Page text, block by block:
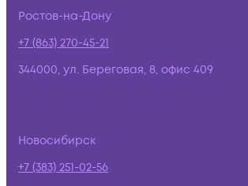
Ростов-на-Дону
+7 (863) 270-45-21
344000, ул. Береговая, 8, офис 409
Новосибирск
+7 (383) 251-02-56